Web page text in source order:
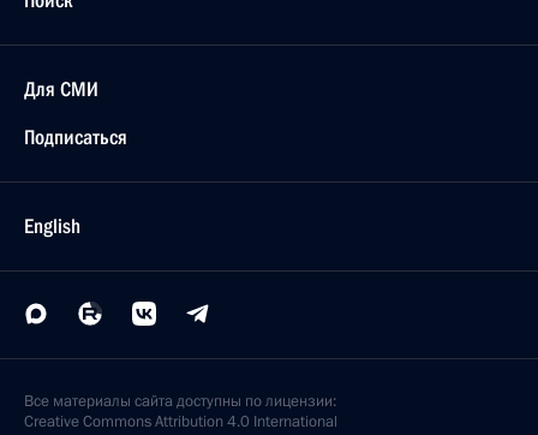
Для СМИ
Подписаться
English
Все материалы сайта доступны по лицензии:
Creative Commons Attribution 4.0 International